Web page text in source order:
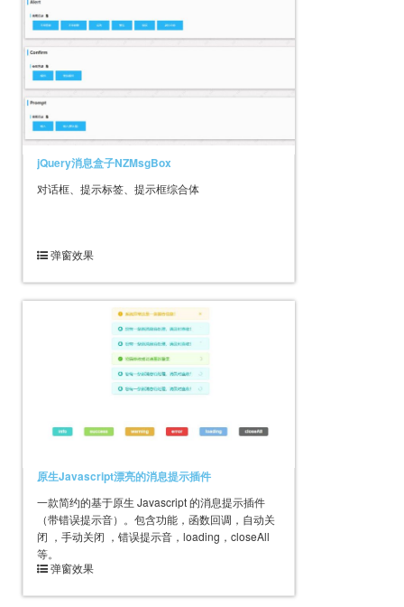
jQuery消息盒子NZMsgBox
对话框、提示标签、提示框综合体
弹窗效果
原生Javascript漂亮的消息提示插件
一款简约的基于原生 Javascript 的消息提示插件
（带错误提示音）。包含功能，函数回调，自动关
闭 ，手动关闭 ，错误提示音，loading，closeAll
等。
弹窗效果